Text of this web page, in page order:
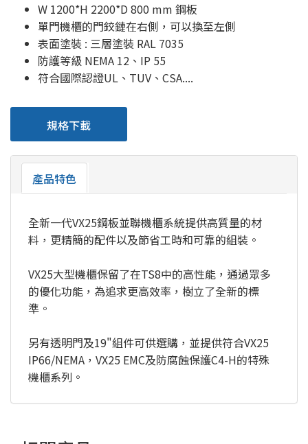
W 1200*H 2200*D 800 mm 鋼板
單門機櫃的門鉸鏈在右側，可以換至左側
表面塗裝 : 三層塗裝 RAL 7035
防護等級 NEMA 12、IP 55
符合國際認證UL、TUV、CSA....
規格下載
產品特色
全新一代VX25鋼板並聯機櫃系統提供高質量的材
料，更精簡的配件以及節省工時和可靠的組裝。
VX25大型機櫃保留了在TS8中的高性能，通過眾多
的優化功能，為追求更高效率，樹立了全新的標
準。
另有透明門及19"組件可供選購，並提供符合VX25
IP66/NEMA，VX25 EMC及防腐蝕保護C4-H的特殊
機櫃系列。